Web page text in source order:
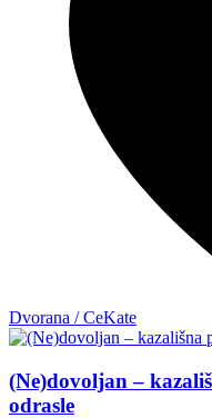
Dvorana / CeKate
(Ne)dovoljan –
odrasle